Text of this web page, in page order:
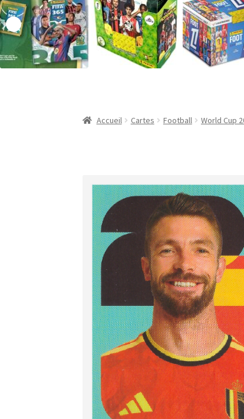
Accueil Cartes Football World Cup